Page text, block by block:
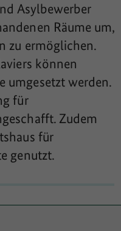
Asylbewerber
Räume um,
zu ermöglichen.
können
umgesetzt werden.
für
Zudem
für
genutzt.